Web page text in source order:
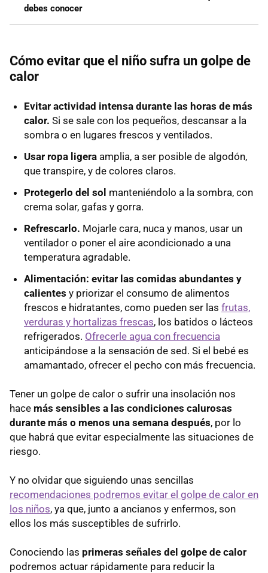
debes conocer
Cómo evitar que el niño sufra un golpe de
calor
Evitar actividad intensa durante las horas de más
calor. Si se sale con los pequeños, descansar a la
sombra o en lugares frescos y ventilados.
Usar ropa ligera amplia, a ser posible de algodón,
que transpire, y de colores claros.
Protegerlo del sol manteniéndolo a la sombra, con
crema solar, gafas y gorra.
Refrescarlo. Mojarle cara, nuca y manos, usar un
ventilador o poner el aire acondicionado a una
temperatura agradable.
Alimentación: evitar las comidas abundantes y
calientes y priorizar el consumo de alimentos
frescos e hidratantes, como pueden ser las frutas,
verduras y hortalizas frescas, los batidos o lácteos
refrigerados. Ofrecerle agua con frecuencia
anticipándose a la sensación de sed. Si el bebé es
amamantado, ofrecer el pecho con más frecuencia.
Tener un golpe de calor o sufrir una insolación nos
hace más sensibles a las condiciones calurosas
durante más o menos una semana después, por lo
que habrá que evitar especialmente las situaciones de
riesgo.
Y no olvidar que siguiendo unas sencillas
recomendaciones podremos evitar el golpe de calor en
los niños, ya que, junto a ancianos y enfermos, son
ellos los más susceptibles de sufrirlo.
Conociendo las primeras señales del golpe de calor
podremos actuar rápidamente para reducir la